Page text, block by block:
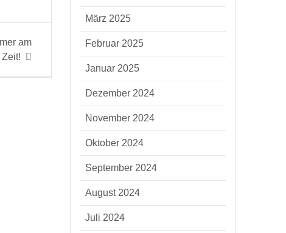
am
März 2025
Februar 2025
Januar 2025
Dezember 2024
November 2024
Oktober 2024
September 2024
August 2024
Juli 2024